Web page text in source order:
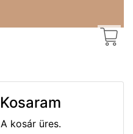
Kosaram
A kosár üres.